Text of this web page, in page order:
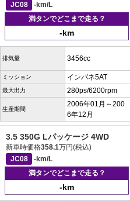
JC08
-km/L
満タンでどこまで走る？
-km
排気量 3456cc
ミッション インパネ5AT
最大出力 280ps/6200rpm
生産期間
2006年01月～200
6年12月
3.5 350G Lパッケージ 4WD
新車時価格358.1万円(税込)
JC08
-km/L
満タンでどこまで走る？
-km